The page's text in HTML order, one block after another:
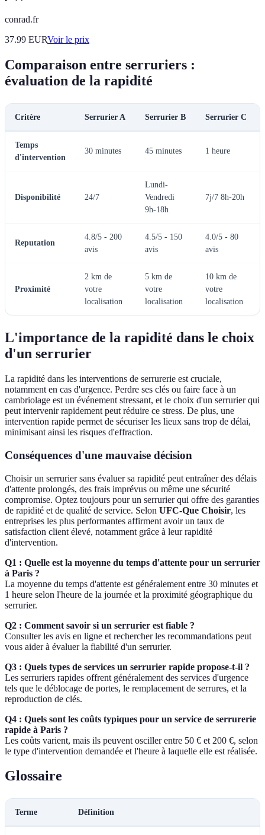
conrad.fr
37.99 EURVoir le prix
Comparaison entre serruriers :
évaluation de la rapidité
Critère Serrurier A Serrurier B Serrurier C
Temps
d'intervention
30 minutes 45 minutes 1 heure
Disponibilité 24/7
Lundi-
Vendredi
9h-18h
7j/7 8h-20h
Reputation
4.8/5 - 200
avis
4.5/5 - 150
avis
4.0/5 - 80
avis
Proximité
2 km de
votre
localisation
5 km de
votre
localisation
10 km de
votre
localisation
L'importance de la rapidité dans le choix
d'un serrurier
La rapidité dans les interventions de serrurerie est cruciale,
notamment en cas d'urgence. Perdre ses clés ou faire face à un
cambriolage est un événement stressant, et le choix d'un serrurier qui
peut intervenir rapidement peut réduire ce stress. De plus, une
intervention rapide permet de sécuriser les lieux sans trop de délai,
minimisant ainsi les risques d'effraction.
Conséquences d'une mauvaise décision
Choisir un serrurier sans évaluer sa rapidité peut entraîner des délais
d'attente prolongés, des frais imprévus ou même une sécurité
compromise. Optez toujours pour un serrurier qui offre des garanties
de rapidité et de qualité de service. Selon UFC-Que Choisir, les
entreprises les plus performantes affirment avoir un taux de
satisfaction client élevé, notamment grâce à leur rapidité
d'intervention.
Q1 : Quelle est la moyenne du temps d'attente pour un serrurier
à Paris ?
La moyenne du temps d'attente est généralement entre 30 minutes et
1 heure selon l'heure de la journée et la proximité géographique du
serrurier.
Q2 : Comment savoir si un serrurier est fiable ?
Consulter les avis en ligne et rechercher les recommandations peut
vous aider à évaluer la fiabilité d'un serrurier.
Q3 : Quels types de services un serrurier rapide propose-t-il ?
Les serruriers rapides offrent généralement des services d'urgence
tels que le déblocage de portes, le remplacement de serrures, et la
reproduction de clés.
Q4 : Quels sont les coûts typiques pour un service de serrurerie
rapide à Paris ?
Les coûts varient, mais ils peuvent osciller entre 50 € et 200 €, selon
le type d'intervention demandée et l'heure à laquelle elle est réalisée.
Glossaire
Terme Définition